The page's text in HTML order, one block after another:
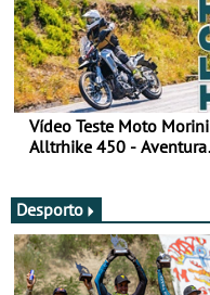
Vídeo Teste Moto Morini
Alltrhike 450 - Aventura
Desporto